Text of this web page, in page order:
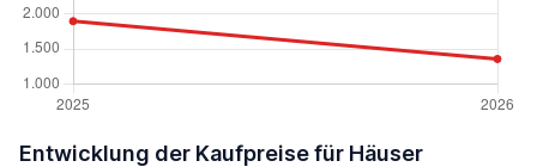
Entwicklung der Kaufpreise für Häuser